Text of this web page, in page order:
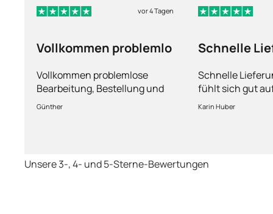
vor 4 Tagen
Vollkommen problemlo
Vollkommen problemlose
Bearbeitung, Bestellung und
Lieferung
Günther
Schnelle
Schnelle
fühlt sich gut
Fragen kann
Karin Huber
Unsere 3-, 4- und 5-Sterne-Bewertungen